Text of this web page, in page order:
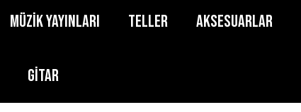
Müzik Yayınları Teller Aksesuarlar
Gitar